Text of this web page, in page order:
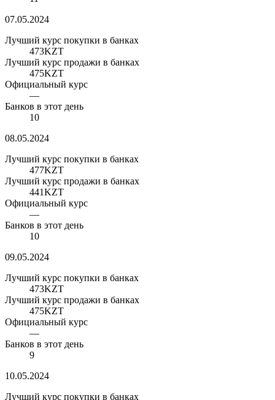
07.05.2024
Лучший курс покупки в банках
473KZT
Лучший курс продажи в банках
475KZT
Официальный курс
—
Банков в этот день
10
08.05.2024
Лучший курс покупки в банках
477KZT
Лучший курс продажи в банках
441KZT
Официальный курс
—
Банков в этот день
10
09.05.2024
Лучший курс покупки в банках
473KZT
Лучший курс продажи в банках
475KZT
Официальный курс
—
Банков в этот день
9
10.05.2024
Лучший курс покупки в банках